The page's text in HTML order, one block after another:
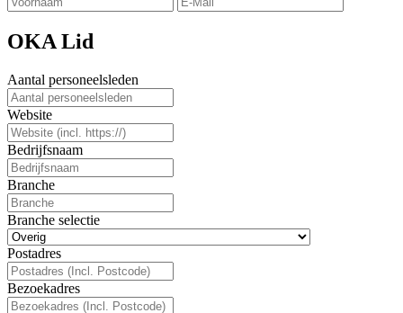
OKA Lid
Aantal personeelsleden
Website
Bedrijfsnaam
Branche
Branche selectie
Postadres
Bezoekadres